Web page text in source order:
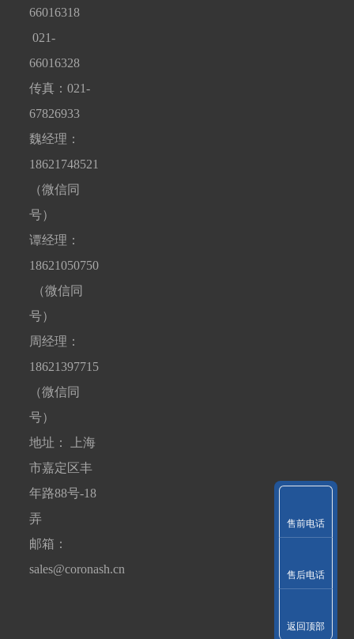
66016318
021-
66016328
传真：021-
67826933
魏经理：
18621748521
（微信同
号）
谭经理：
18621050750
（微信同
号）
周经理：
18621397715
（微信同
号）
地址： 上海
市嘉定区丰
年路88号-18
弄
邮箱：
sales@coronash.cn
售前电话
售后电话
返回顶部